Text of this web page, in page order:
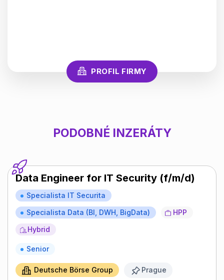
PROFIL FIRMY
PODOBNÉ INZERÁTY
Data Engineer for IT Security (f/m/d)
Specialista IT Securita
Specialista Data (BI, DWH, BigData)
HPP
Hybrid
Senior
Deutsche Börse Group Prague